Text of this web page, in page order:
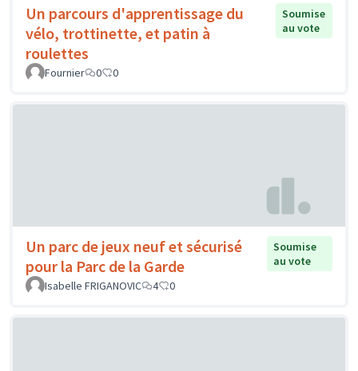
Un parcours d'apprentissage du
vélo, trottinette, et patin à
roulettes
Soumise
au vote
Fournier 0 0
Un parc de jeux neuf et sécurisé
pour la Parc de la Garde
Soumise
au vote
Isabelle FRIGANOVIC
4 0